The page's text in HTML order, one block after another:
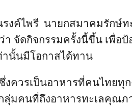
งค์ไพรี นายกสมาคมรักษ์ท
า จัดกิจกรรมครั้งนี้ขึ้น เพื่อ
านั้นมีโอกาสได้ทาน
งควรเป็นอาหารที่คนไทยทุ
ลุ่มคนที่ถึงอาหารทะเลคุณ